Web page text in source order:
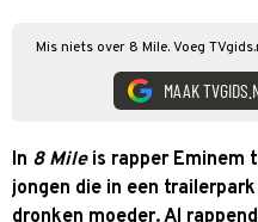
Mis niets over 8 Mile. Voeg
MAAK
In 8 Mileis rapper Eminem
jongen die in een
dronken moeder. Al